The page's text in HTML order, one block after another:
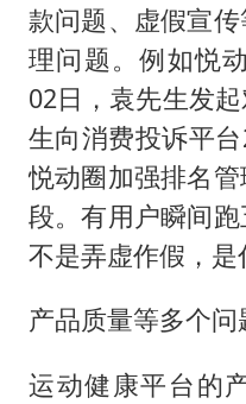
款问题、虚假宣
理问题。例如悦
02日，袁先生发
生向消费投诉平
悦动圈加强排名
段。有用户瞬间
不是弄虚作假，是
产品质量等多个
运动健康平台的